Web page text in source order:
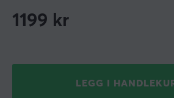
1199 kr
LEGG I